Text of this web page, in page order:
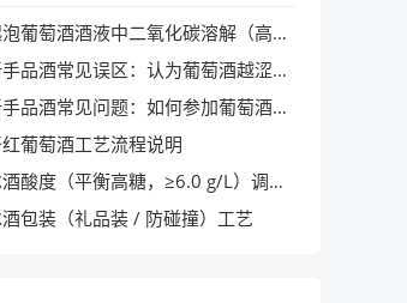
起泡葡萄酒酒液中二氧化碳溶解（高压溶解）工艺
新手品酒常见误区：认为葡萄酒越涩（单宁越高）品质越好常识
新手品酒常见问题：如何参加葡萄酒品鉴会常识
葡萄酒工艺流程说明
冰酒酸度（平衡高糖，≥6.0 g/L）调节工艺
包装（礼品装 / 防碰撞）工艺